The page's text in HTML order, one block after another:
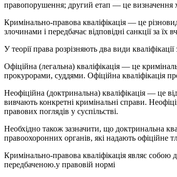
правопорушення; другий етап — це визначення
Кримінально-правова кваліфікація — це
злочинами і передбачає відповідні санкції за
У теорії права розрізняють два види
Офіційна (легальна) кваліфікація — це
прокурорами, суддями. Офіційна кваліфікація
Неофіційна (доктринальна) кваліфікація — це
вивчають конкретні кримінальні справи.
правових поглядів у суспільстві.
Необхідно також зазначити, що доктринальна
правоохоронних органів, які надають офіційне
Кримінально-правова кваліфікація являє
передбаченою.у правовій нормі